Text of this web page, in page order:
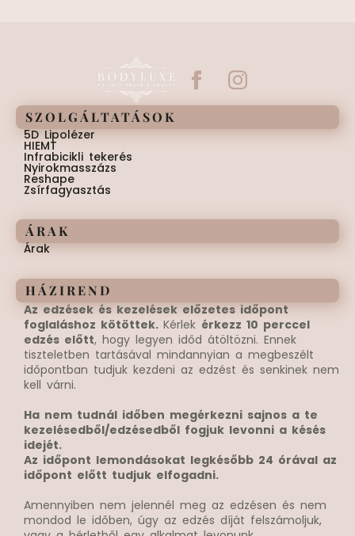
SZOLGÁLTATÁSOK
5D Lipolézer
HIEMT
Infrabicikli tekerés
Nyirokmasszázs
Reshape
Zsírfagyasztás
ÁRAK
Árak
HÁZIREND
Az edzések és kezelések előzetes időpont
foglaláshoz kötöttek. Kérlek érkezz 10 perccel
edzés előtt, hogy legyen időd átöltözni. Ennek
tiszteletben tartásával mindannyian a megbeszélt
időpontban tudjuk kezdeni az edzést és senkinek nem
kell várni.
Ha nem tudnál időben megérkezni sajnos a te
kezelésedből/edzésedből fogjuk levonni a késés
idejét.
Az időpont lemondásokat legkésőbb 24 órával az
időpont előtt tudjuk elfogadni.​
Amennyiben nem jelennél meg az edzésen és nem
mondod le időben, úgy az edzés díját felszámoljuk,